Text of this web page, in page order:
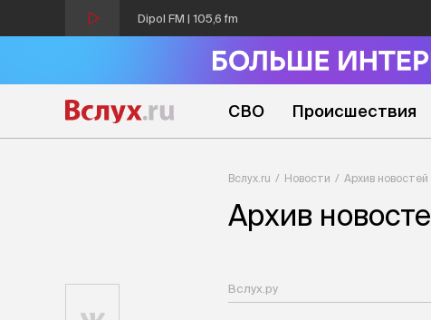
Dipol FM | 105,6 fm
СВО Происшествия
Вслух.ru Новости Архив новостей
Архив
Вслух.ру